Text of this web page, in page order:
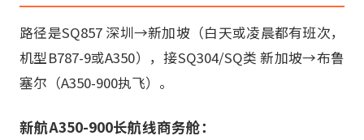
路径是SQ857 深圳→新加坡（白天或凌晨都有班次，
机型B787-9或A350），接SQ304/SQ类 新加坡→布鲁
塞尔（A350-900执飞）。
新航A350-900长航线商务舱：